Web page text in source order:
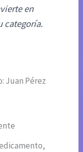
en
categoría.
Juan Pérez